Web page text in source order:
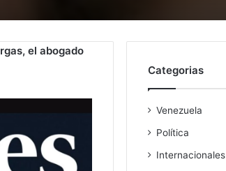
el abogado
Categorias
Venezuela
Política
Internacionales